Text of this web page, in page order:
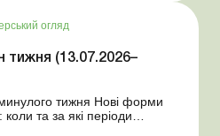
огляд
тижня (13.07.2026–
тижня Нові форми
та за які періоди